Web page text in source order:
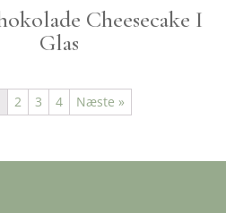
Cheesecake I
Glas
2 3 4 Næste »